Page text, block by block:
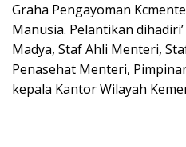
Graha Pengayoman
Manusia. Pelantikan
Madya, Staf Ahli Menteri,
Penasehat Menteri,
kepala Kantor Wilayah